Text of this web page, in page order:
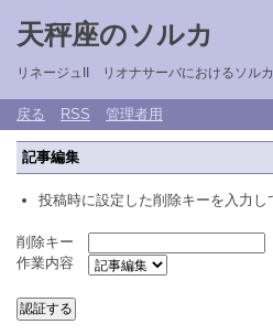
天秤座のソルカ
リネージュII リオナサーバにおけるソル
戻る RSS 管理者用
記事編集
投稿時に設定した削除キーを入力し
削除キー
作業内容